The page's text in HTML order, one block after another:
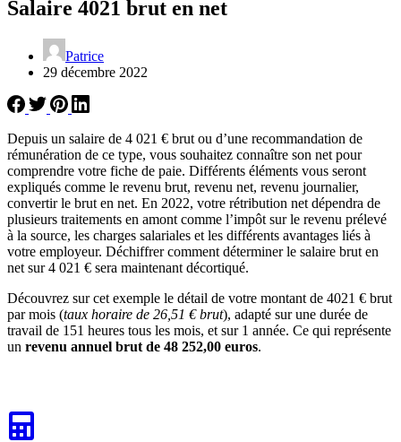
Salaire 4021 brut en net
Patrice
29 décembre 2022
Depuis un salaire de 4 021 € brut ou d’une recommandation de
rémunération de ce type, vous souhaitez connaître son net pour
comprendre votre fiche de paie. Différents éléments vous seront
expliqués comme le revenu brut, revenu net, revenu journalier,
convertir le brut en net. En 2022, votre rétribution net dépendra de
plusieurs traitements en amont comme l’impôt sur le revenu prélevé
à la source, les charges salariales et les différents avantages liés à
votre employeur. Déchiffrer comment déterminer le salaire brut en
net sur 4 021 € sera maintenant décortiqué.
Découvrez sur cet exemple le détail de votre montant de 4021 € brut
par mois (taux horaire de 26,51 € brut), adapté sur une durée de
travail de 151 heures tous les mois, et sur 1 année. Ce qui représente
un revenu annuel brut de 48 252,00 euros.